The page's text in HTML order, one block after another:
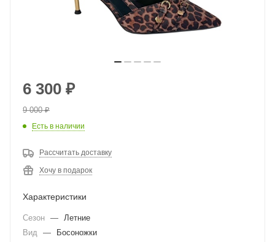
6 300 ₽
9 000₽
Есть в наличии
Рассчитать доставку
Хочу в подарок
Характеристики
Сезон —
Летние
Вид
—
Босоножки